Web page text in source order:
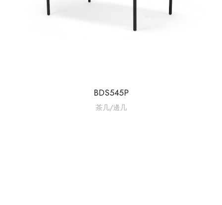
BDS545P
茶几/邊几